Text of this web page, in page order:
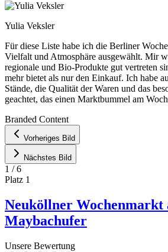
Yulia Veksler
Für diese Liste habe ich die Berliner
Vielfalt und Atmosphäre ausgewählt. Mir
regionale und Bio-Produkte gut vertreten
mehr bietet als nur den Einkauf. Ich habe
Stände, die Qualität der Waren und das
geachtet, das einen Marktbummel am
+
−
Branded Content
Vorheriges Bild
Nächstes Bild
1 /6
Platz 1
Neuköllner Wochenmarkt
Maybachufer
Unsere Bewertung